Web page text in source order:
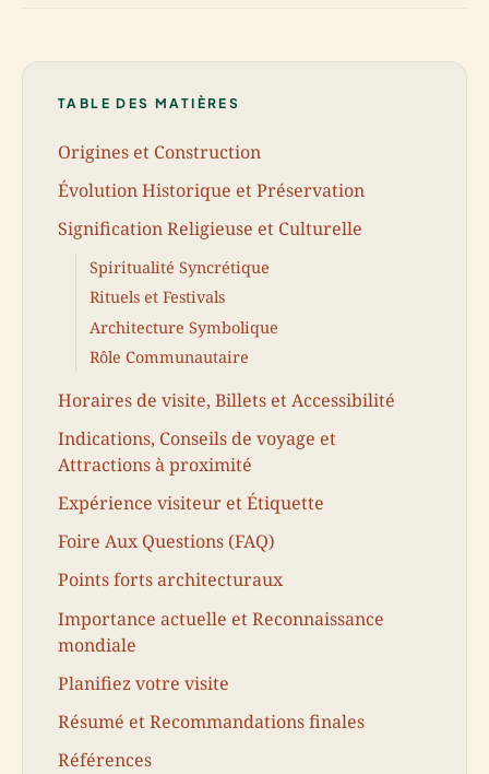
TABLE DES MATIÈRES
Origines et Construction
Évolution Historique et Préservation
Signification Religieuse et Culturelle
Spiritualité Syncrétique
Rituels et Festivals
Architecture Symbolique
Rôle Communautaire
Horaires de visite, Billets et Accessibilité
Indications, Conseils de voyage et
Attractions à proximité
Expérience visiteur et Étiquette
Foire Aux Questions (FAQ)
Points forts architecturaux
Importance actuelle et Reconnaissance
mondiale
Planifiez votre visite
Résumé et Recommandations finales
Références